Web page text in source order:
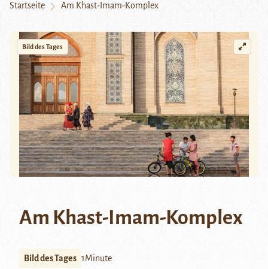
Startseite Am Khast-Imam-Komplex
Bild des Tages
Am Khast-Imam-Komplex
Bild des Tages 1Minute